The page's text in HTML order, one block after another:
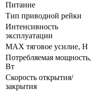
Питание
Тип приводной рейки
Интенсивность
эксплуатации
MAX тяговое усилие, H
Потребляемая мощность,
Вт
Скорость открытия/
закрытия